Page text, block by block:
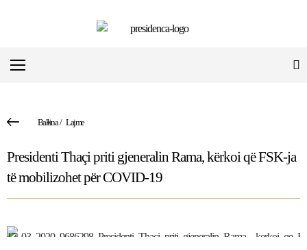
Ballina/ Lajme
Presidenti Thaçi priti gjeneralin Rama, kërkoi që FSK-ja
të mobilizohet për COVID-19